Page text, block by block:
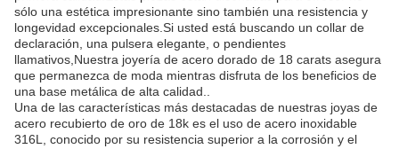
sólo una estética impresionante sino también una resistencia y
longevidad excepcionales.Si usted está buscando un collar de
declaración, una pulsera elegante, o pendientes
llamativos,Nuestra joyería de acero dorado de 18 carats asegura
que permanezca de moda mientras disfruta de los beneficios de
una base metálica de alta calidad..
Una de las características más destacadas de nuestras joyas de
acero recubierto de oro de 18k es el uso de acero inoxidable
316L, conocido por su resistencia superior a la corrosión y el